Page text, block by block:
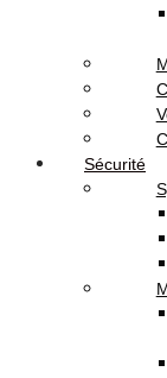
Suivi
© 2026
Login & Signup
Sécurité